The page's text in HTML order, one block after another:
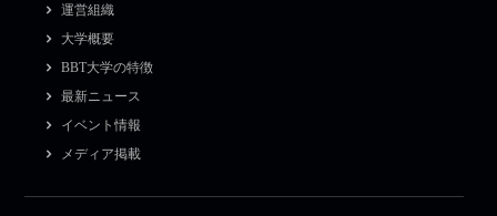
運営組織
大学概要
BBT大学の特徴
最新ニュース
イベント情報
メディア掲載